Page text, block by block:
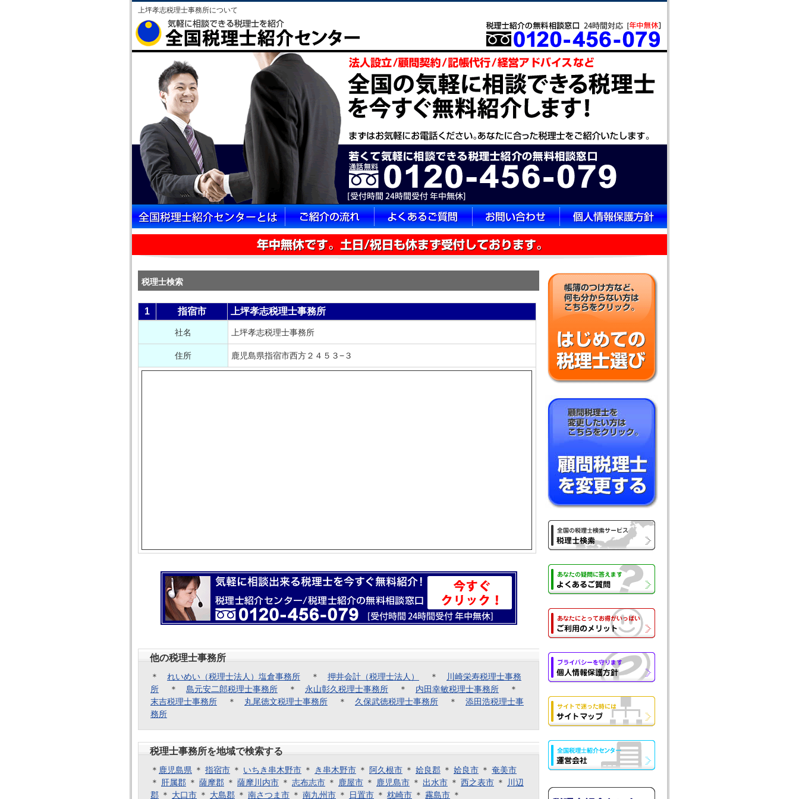
上坪孝志税理士事務所について
税理士検索
1 指宿市 上坪孝志税理士事務所
社名 上坪孝志税理士事務所
住所 鹿児島県指宿市西方２４５３−３
他の税理士事務所
＊ れいめい（税理士法人）塩倉事務所 ＊ 押井会計（税理士法人） ＊
川崎栄寿税理士事務
所 ＊ 島元安二郎税理士事務所 ＊ 永山彰久税理士事務所 ＊ 内田幸敏税理士事務所 ＊
末吉税理士事務所 ＊ 丸尾徳文税理士事務所 ＊ 久保武徳税理士事務所 ＊ 添田浩税理士事
務所
税理士事務所を地域で検索する
＊ 鹿児島県 ＊ 指宿市 ＊ いちき串木野市 ＊ き串木野市 ＊ 阿久根市 ＊ 姶良郡 ＊ 姶良市 ＊ 奄美市
＊
肝属郡 ＊ 薩摩郡 ＊ 薩摩川内市 ＊ 志布志市 ＊ 鹿屋市 ＊ 鹿児島市 ＊ 出水市 ＊ 西之表市 ＊
川辺
郡 ＊ 大口市 ＊ 大島郡 ＊ 南さつま市 ＊ 南九州市 ＊ 日置市 ＊ 枕崎市 ＊ 霧島市 ＊